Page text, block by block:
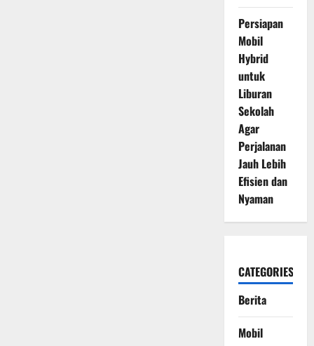
Persiapan
Mobil
Hybrid
untuk
Liburan
Sekolah
Agar
Perjalanan
Jauh Lebih
Efisien dan
Nyaman
CATEGORIES
Berita
Mobil